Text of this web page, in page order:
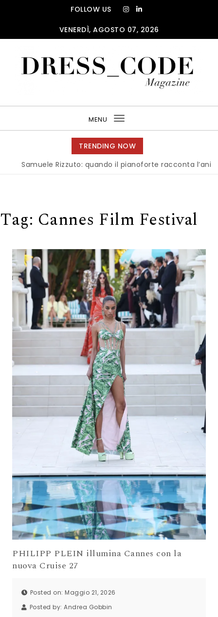
FOLLOW US
VENERDÌ, AGOSTO 07, 2026
MENU
Toggle
navigation
TRENDING NOW
Rizzuto: quando il pianoforte racconta l’anima
Tag: Cannes Film Festival
PHILIPP PLEIN illumina Cannes con la
nuova Cruise 27
Posted on: Maggio 21, 2026
Posted by: Andrea Gobbin